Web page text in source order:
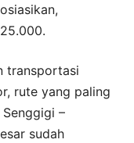
transportasi
rute yang paling
–
sudah